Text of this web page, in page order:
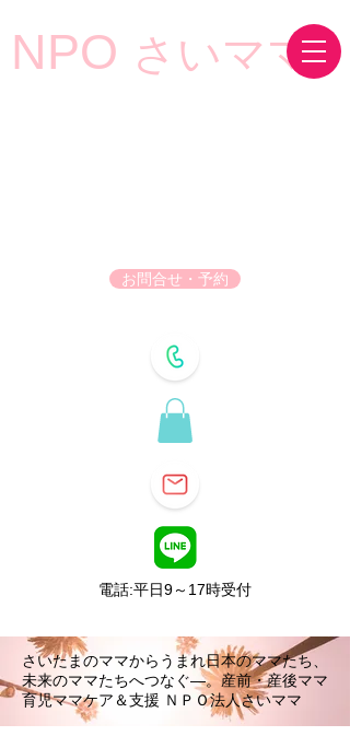
NPO さいママ
お問合せ・予約
電話:平日9～17時受付
さいたまのママからうまれ日本のママたち、
未来のママたちへつなぐ―。産前・産後ママ
育児ママケア＆支援 ＮＰＯ法人さいママ